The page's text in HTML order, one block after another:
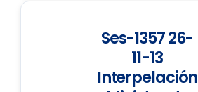
Ses-1357 26-
11-13
Interpelación